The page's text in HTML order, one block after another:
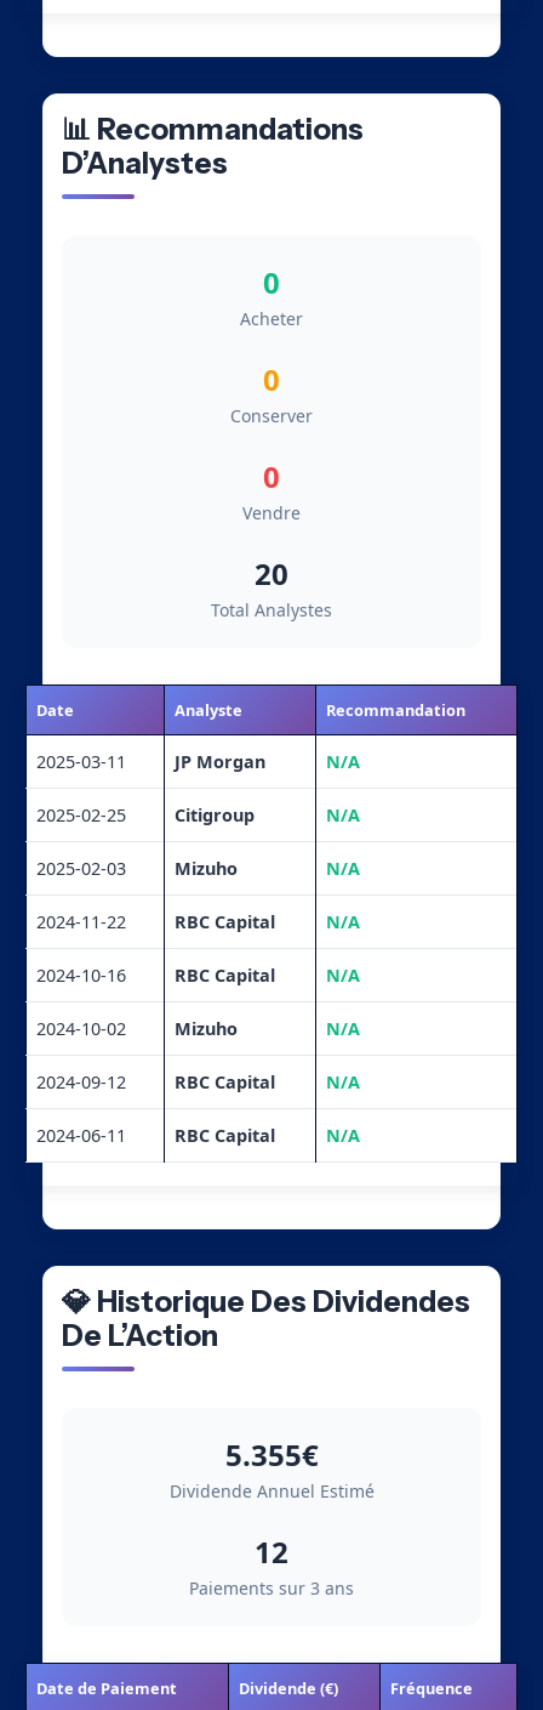
📊 Recommandations
D’Analystes
0
Acheter
0
Conserver
0
Vendre
20
Total Analystes
Date Analyste Recommandation
2025-03-11 JP Morgan N/A
2025-02-25 Citigroup N/A
2025-02-03 Mizuho N/A
2024-11-22 RBC Capital N/A
2024-10-16 RBC Capital N/A
2024-10-02 Mizuho N/A
2024-09-12 RBC Capital N/A
2024-06-11 RBC Capital N/A
💎 Historique Des Dividendes
De L’Action
5.355€
Dividende Annuel Estimé
12
Paiements sur 3 ans
Date de Paiement Dividende (€) Fréquence